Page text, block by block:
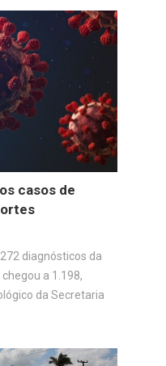
casos de
diagnósticos da
a 1.198,
da Secretaria